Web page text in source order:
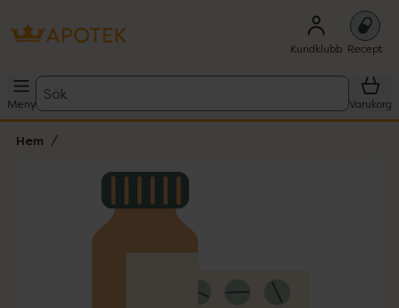
Kundklubb Recept
Meny
Sök
Varukorg
Hem
Lista: . Innehåller 1 objekt.